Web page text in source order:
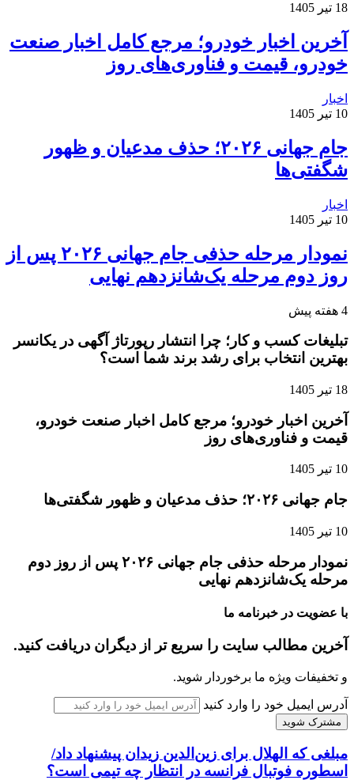
18 تیر 1405
آخرین اخبار خودرو؛ مرجع کامل اخبار صنعت
خودرو، قیمت و فناوری‌های روز
اخبار
10 تیر 1405
جام جهانی ۲۰۲۶؛ حذف مدعیان و ظهور
شگفتی‌ها
اخبار
10 تیر 1405
نمودار مرحله حذفی جام جهانی ۲۰۲۶ پس از
روز دوم مرحله یک‌شانزدهم نهایی
4 هفته پیش
تبلیغات کسب و کار؛ چرا انتشار رپورتاژ آگهی در یکانسر
بهترین انتخاب برای رشد برند شما است؟
18 تیر 1405
آخرین اخبار خودرو؛ مرجع کامل اخبار صنعت خودرو،
قیمت و فناوری‌های روز
10 تیر 1405
جام جهانی ۲۰۲۶؛ حذف مدعیان و ظهور شگفتی‌ها
10 تیر 1405
نمودار مرحله حذفی جام جهانی ۲۰۲۶ پس از روز دوم
مرحله یک‌شانزدهم نهایی
با عضویت در خبرنامه ما
آخرین مطالب سایت را سریع تر از دیگران دریافت کنید.
و تخفیفات ویژه ما برخوردار شوید.
آدرس ایمیل خود را وارد کنید
مبلغی که الهلال برای زین‌الدین زیدان پیشنهاد داد/
اسطوره فوتبال فرانسه در انتظار چه تیمی است؟